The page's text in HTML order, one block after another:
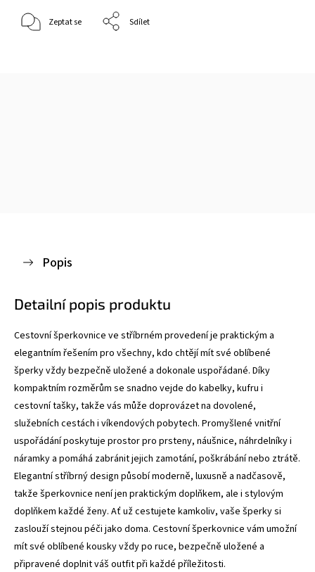
Zeptat se Sdílet
Popis
Detailní popis produktu
Cestovní šperkovnice ve stříbrném provedení je praktickým a
elegantním řešením pro všechny, kdo chtějí mít své oblíbené
šperky vždy bezpečně uložené a dokonale uspořádané. Díky
kompaktním rozměrům se snadno vejde do kabelky, kufru i
cestovní tašky, takže vás může doprovázet na dovolené,
služebních cestách i víkendových pobytech. Promyšlené vnitřní
uspořádání poskytuje prostor pro prsteny, náušnice, náhrdelníky i
náramky a pomáhá zabránit jejich zamotání, poškrábání nebo ztrátě.
Elegantní stříbrný design působí moderně, luxusně a nadčasově,
takže šperkovnice není jen praktickým doplňkem, ale i stylovým
doplňkem každé ženy. Ať už cestujete kamkoliv, vaše šperky si
zaslouží stejnou péči jako doma. Cestovní šperkovnice vám umožní
mít své oblíbené kousky vždy po ruce, bezpečně uložené a
připravené doplnit váš outfit při každé příležitosti.